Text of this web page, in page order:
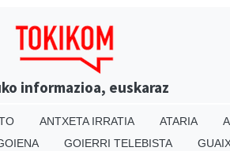
informazioa, euskaraz
ANTXETA IRRATIA ATARIA
GOIERRI TELEBISTA